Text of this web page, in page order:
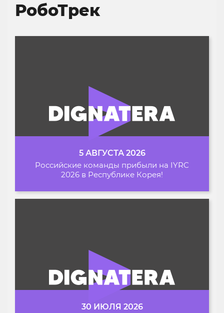
РобоТрек
5 АВГУСТА 2026
Российские команды прибыли на IYRC
2026 в Республике Корея!
30 ИЮЛЯ 2026